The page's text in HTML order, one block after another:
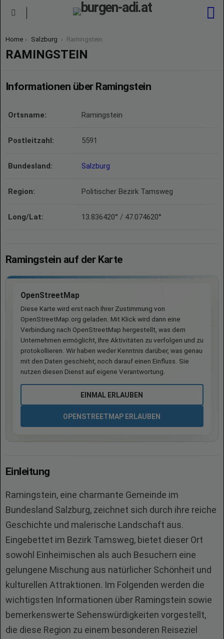
You are here:
Home Salzburg Ramingstein
RAMINGSTEIN
Informationen über Ramingstein
Ortsname: Ramingstein
Postleitzahl: 5591
Bundesland: Salzburg
Region: Politischer Bezirk Tamsweg
Long/Lat: 13.836420° / 47.074620°
Ramingstein auf der Karte
OpenStreetMap
Diese Karte wird erst nach Ihrer Zustimmung von
OpenStreetMap.org geladen. Mit Klick wird dann eine
Verbindung nach OpenStreetMap hergestellt, was dem
Unternehmen ermöglicht, Ihre Aktivitäten zu verfolgen und zu
protokollieren. Wir haben weder Kenntnis darüber, was genau
mit den Daten geschieht, noch darauf einen Einfluss. Sie
nutzen diesen Dienst auf eigene Verantwortung.
EINMAL ERLAUBEN
OPENSTREETMAP ERLAUBEN
Einleitung
Ramingstein, eine charmante Gemeinde im
Bundesland Salzburg, zeichnet sich durch ihre reiche
Geschichte und malerische Landschaft aus.
Eingebettet im Bezirk Tamsweg, bietet dieser Ort
sowohl Einheimischen als auch Besuchern eine
gelungene Mischung aus natürlicher Schönheit und
kulturellen Attraktionen. Im Folgenden werden die
wichtigsten Informationen über Ramingstein sowie
bemerkenswerte Sehenswürdigkeiten vorgestellt,
die diese Region zu einem besonderen Reiseziel